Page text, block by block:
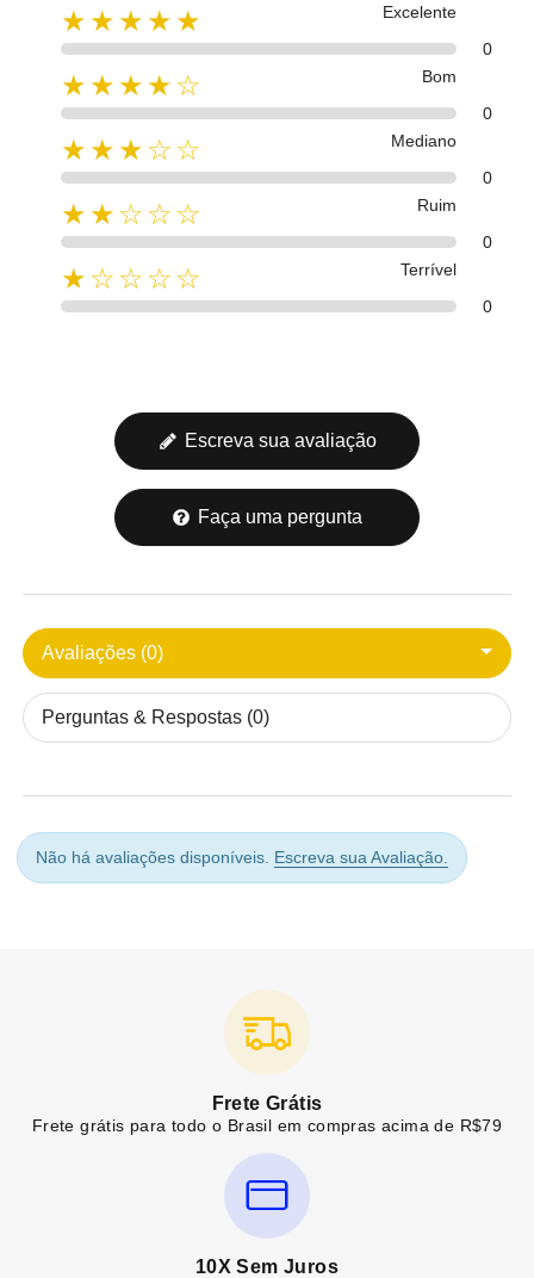
★★★★★
Excelente
0
★★★★☆
Bom
0
★★★☆☆
Mediano
0
★★☆☆☆
Ruim
0
★☆☆☆☆
Terrível
0
Escreva sua avaliação
Faça uma pergunta
Avaliações (0)
Perguntas & Respostas (0)
Não há avaliações disponíveis. Escreva sua Avaliação.
Frete Grátis
Frete grátis para todo o Brasil em compras acima de R$79
10X Sem Juros